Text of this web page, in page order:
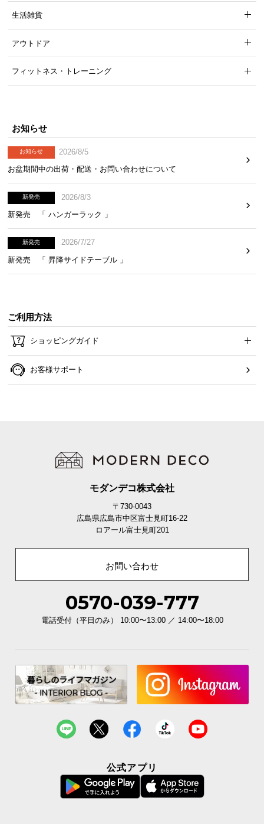
安全面にもしっかり配慮した設計
どんな方にも安心してお使い頂けるよう、安全面に
もしっかり配慮したダイニングテーブルです。
テーブルの四隅を金具で固定
テーブルとの脚部裏面には、フローリングの傷を防
止するフェルトが付属しています。
優しい丸みの面取り加工
木目の見た目も引き立てる「面取り加工」は、優し
生活雑貨
アウトドア
フィットネス・トレーニング
お知らせ
お知らせ
2026/8/5
お盆期間中の出荷・配送・お問い合わせについて
新発売
2026/8/3
新発売 「 ハンガーラック 」
新発売
2026/7/27
新発売 「 昇降サイドテーブル 」
ご利用方法
ショッピングガイド
お客様サポート
モダンデコ株式会社
〒730-0043
広島県広島市中区富士見町16-22
ロアール富士見町201
お問い合わせ
0570-039-777
電話受付（平日のみ） 10:00〜13:00 ／ 14:00〜18:00
公式アプリ